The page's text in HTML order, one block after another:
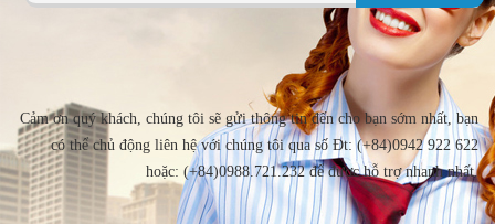
Cảm ơn quý khách, chúng tôi sẽ gửi thông tin đến cho bạn sớm nhất, bạn
có thể chủ động liên hệ với chúng tôi qua số Đt: (+84)0942 922 622
hoặc: (+84)0988.721.232 để được hỗ trợ nhanh nhất.